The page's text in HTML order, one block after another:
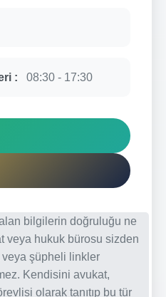
: 08:30 - 17:30
bilgilerin doğruluğu ne
veya hukuk bürosu sizden
şüpheli linkler
Kendisini avukat,
olarak tanıtıp bu tür